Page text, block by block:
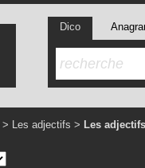
Dico
> Les adjectifs > Les